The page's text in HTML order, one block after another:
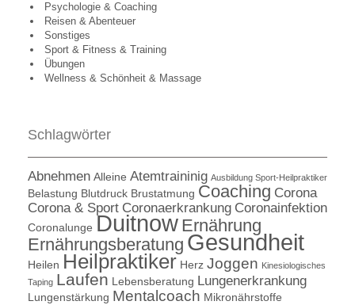
Psychologie & Coaching
Reisen & Abenteuer
Sonstiges
Sport & Fitness & Training
Übungen
Wellness & Schönheit & Massage
Schlagwörter
Abnehmen Alleine Atemtraininig Ausbildung Sport-Heilpraktiker
Belastung Blutdruck Brustatmung Coaching Corona
Corona & Sport Coronaerkrankung Coronainfektion
Coronalunge Duitnow Ernährung
Ernährungsberatung Gesundheit
Heilen Heilpraktiker Herz Joggen Kinesiologisches
Taping Laufen Lebensberatung Lungenerkrankung
Lungenstärkung Mentalcoach Mikronährstoffe